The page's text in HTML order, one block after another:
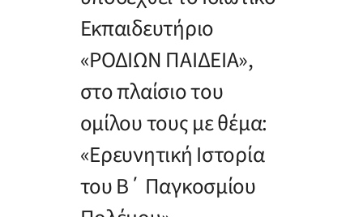
Εκπαιδευτήριο
«ΡΟΔΙΩΝ ΠΑΙΔΕΙΑ»,
στο πλαίσιο του
ομίλου τους με θέμα:
«Ερευνητική Ιστορία
του Β΄ Παγκοσμίου